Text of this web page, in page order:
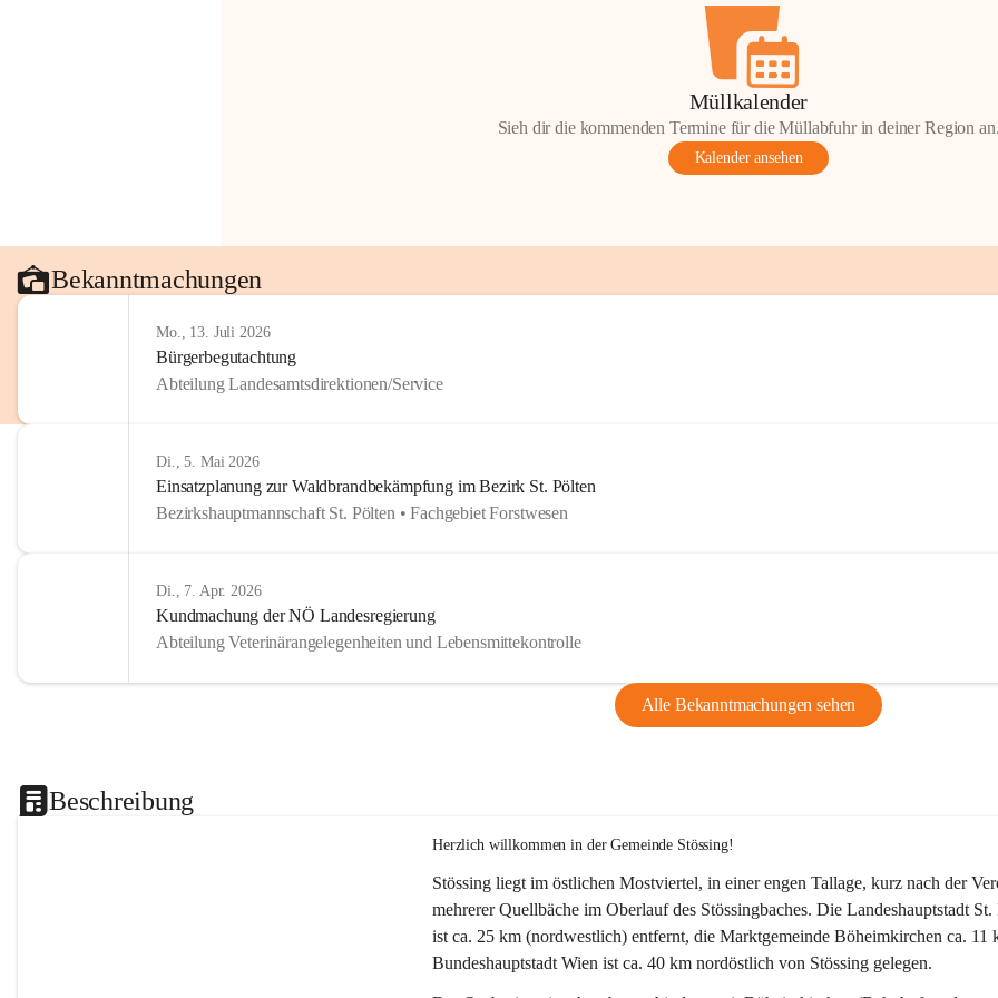
Müllkalender
Sieh dir die kommenden Termine für die Müllabfuhr in deiner Region
Kalender ansehen
Bekanntmachungen
Mo., 13. Juli 2026
Bürgerbegutachtung
Abteilung Landesamtsdirektionen/Service
Di., 5. Mai 2026
Einsatzplanung zur Waldbrandbekämpfung im Bezirk St. Pölten
Bezirkshauptmannschaft St. Pölten • Fachgebiet Forstwesen
Di., 7. Apr. 2026
Kundmachung der NÖ Landesregierung
Abteilung Veterinärangelegenheiten und Lebensmittekontrolle
Alle Bekanntmachungen sehen
Beschreibung
Herzlich willkommen in der Gemeinde Stössing!
Stössing liegt im östlichen Mostviertel, in einer engen Tallage, kurz nach der
mehrerer Quellbäche im Oberlauf des Stössingbaches. Die Landeshauptstadt
ist ca. 25 km (nordwestlich) entfernt, die Marktgemeinde Böheimkirchen ca.
Bundeshauptstadt Wien ist ca. 40 km nordöstlich von Stössing gelegen.